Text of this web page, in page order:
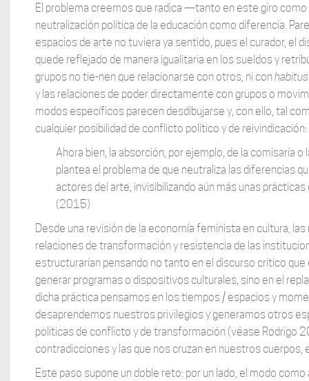
El problema creemos que radica —tanto en este giro como
neutralización política de la educación como diferencia.
espacios de arte no tuviera ya sentido, pues el curador, el
quede reflejado de manera igualitaria en los sueldos y
grupos no tie-nen que relacionarse con otros, ni con habitus
y las relaciones de poder directamente con grupos o
modos específicos parecen desdibujarse y, con ello, tal
cualquier posibilidad de conflicto político y de reivindicación:
Ahora bien, la absorción, por ejemplo, de la comisaría
plantea el problema de que neutraliza las diferencias
actores del arte, invisibilizando aún más unas
(2015)
Desde una revisión de la economía feminista en cultura,
relaciones de transformación y resistencia de las
estructurarían pensando no tanto en el discurso crítico
generar programas o dispositivos culturales, sino en el
dicha práctica pensamos en los tiempos / espacios y
desaprendemos nuestros privilegios y generamos otros
políticas de conflicto y de transformación (véase Rodrigo
contradicciones y las que nos cruzan en nuestros
Este paso supone un doble reto: por un lado, el modo